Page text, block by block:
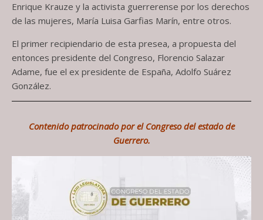
Enrique Krauze y la activista guerrerense por los derechos
de las mujeres, María Luisa Garfias Marín, entre otros.
El primer recipiendario de esta presea, a propuesta del
entonces presidente del Congreso, Florencio Salazar
Adame, fue el ex presidente de España, Adolfo Suárez
González.
Contenido patrocinado por el Congreso del estado de
Guerrero.